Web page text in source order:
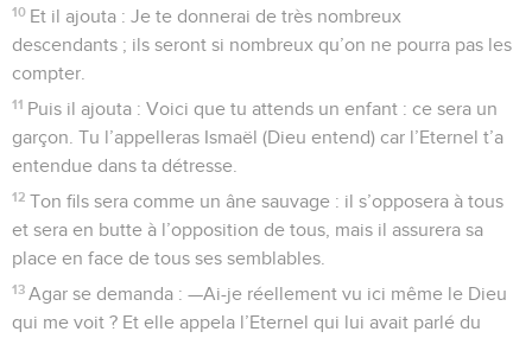
10 Et il ajouta : Je te donnerai de très nombreux
descendants ; ils seront si nombreux qu’on ne pourra pas les
compter.
11 Puis il ajouta : Voici que tu attends un enfant : ce sera un
garçon. Tu l’appelleras Ismaël (Dieu entend) car l’Eternel t’a
entendue dans ta détresse.
12 Ton fils sera comme un âne sauvage : il s’opposera à tous
et sera en butte à l’opposition de tous, mais il assurera sa
place en face de tous ses semblables.
13 Agar se demanda : —Ai-je réellement vu ici même le Dieu
qui me voit ? Et elle appela l’Eternel qui lui avait parlé du